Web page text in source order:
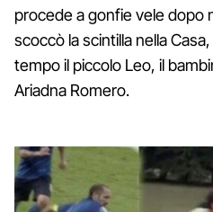
procede a gonfie vele dopo
scoccò la scintilla nella
tempo il piccolo Leo, il
Ariadna Romero.